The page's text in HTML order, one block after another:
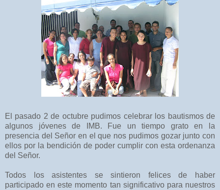
El pasado 2 de octubre pudimos celebrar los bautismos de
algunos jóvenes de IMB. Fue un tiempo grato en la
presencia del Señor en el que nos pudimos gozar junto con
ellos por la bendición de poder cumplir con esta ordenanza
del Señor.
Todos los asistentes se sintieron felices de haber
participado en este momento tan significativo para nuestros